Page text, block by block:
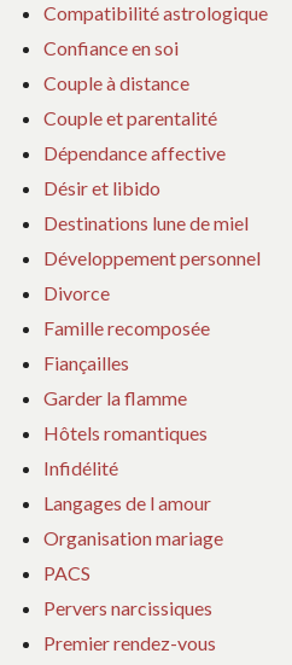
Compatibilité astrologique
Confiance en soi
Couple à distance
Couple et parentalité
Dépendance affective
Désir et libido
Destinations lune de miel
Développement personnel
Divorce
Famille recomposée
Fiançailles
Garder la flamme
Hôtels romantiques
Infidélité
Langages de l amour
Organisation mariage
PACS
Pervers narcissiques
Premier rendez-vous